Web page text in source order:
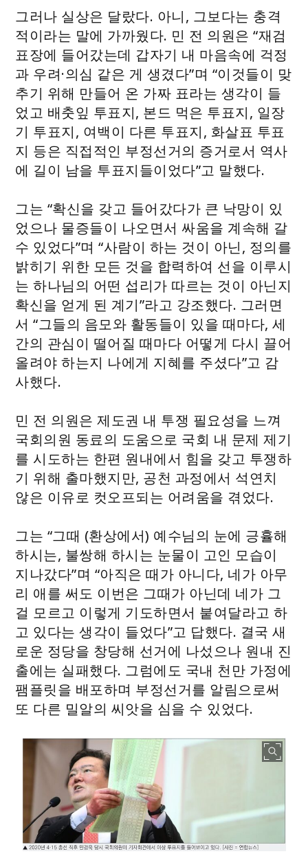
그러나 실상은 달랐다. 아니, 그보다는 충격
적이라는 말에 가까웠다. 민 전 의원은 “재검
표장에 들어갔는데 갑자기 내 마음속에 걱정
과 우려·의심 같은 게 생겼다”며 “이것들이 맞
추기 위해 만들어 온 가짜 표라는 생각이 들
었고 배춧잎 투표지, 본드 먹은 투표지, 일장
기 투표지, 여백이 다른 투표지, 화살표 투표
지 등은 직접적인 부정선거의 증거로서 역사
에 길이 남을 투표지들이었다”고 말했다.
그는 “확신을 갖고 들어갔다가 큰 낙망이 있
었으나 물증들이 나오면서 싸움을 계속해 갈
수 있었다”며 “사람이 하는 것이 아닌, 정의를
밝히기 위한 모든 것을 합력하여 선을 이루시
는 하나님의 어떤 섭리가 따르는 것이 아닌지
확신을 얻게 된 계기”라고 강조했다. 그러면
서 “그들의 음모와 활동들이 있을 때마다, 세
간의 관심이 떨어질 때마다 어떻게 다시 끌어
올려야 하는지 나에게 지혜를 주셨다”고 감
사했다.
민 전 의원은 제도권 내 투쟁 필요성을 느껴
국회의원 동료의 도움으로 국회 내 문제 제기
를 시도하는 한편 원내에서 힘을 갖고 투쟁하
기 위해 출마했지만, 공천 과정에서 석연치
않은 이유로 컷오프되는 어려움을 겪었다.
그는 “그때 (환상에서) 예수님의 눈에 긍휼해
하시는, 불쌍해 하시는 눈물이 고인 모습이
지나갔다”며 “아직은 때가 아니다, 네가 아무
리 애를 써도 이번은 그때가 아닌데 네가 그
걸 모르고 이렇게 기도하면서 붙여달라고 하
고 있다는 생각이 들었다”고 답했다. 결국 새
로운 정당을 창당해 선거에 나섰으나 원내 진
출에는 실패했다. 그럼에도 국내 천만 가정에
팸플릿을 배포하며 부정선거를 알림으로써
또 다른 밀알의 씨앗을 심을 수 있었다.